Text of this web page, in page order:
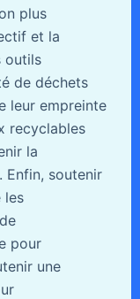
plus
et la
outils
de déchets
leur empreinte
recyclables
la
Enfin, soutenir
les
pour
une